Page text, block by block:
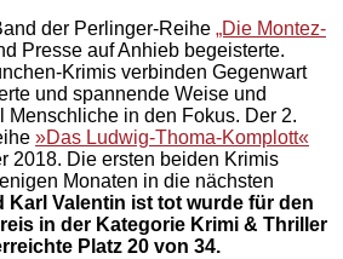
der Perlinger-Reihe „Die Montez-
Presse auf Anhieb begeisterte.
Krimis verbinden Gegenwart
und spannende Weise und
Menschliche in den Fokus. Der 2.
»Das Ludwig-Thoma-Komplott«
2018. Die ersten beiden Krimis
Monaten in die nächsten
Karl Valentin ist tot wurde für den
in der Kategorie Krimi & Thriller
Platz 20 von 34.